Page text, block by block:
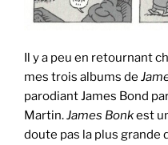
Il y a peu en retournant
mes trois albums de
parodiant James Bond
Martin.James Bonkest
doute pas la plus grande